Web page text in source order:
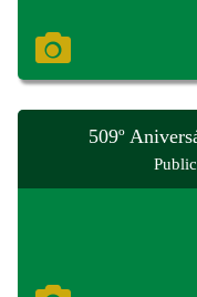
509º